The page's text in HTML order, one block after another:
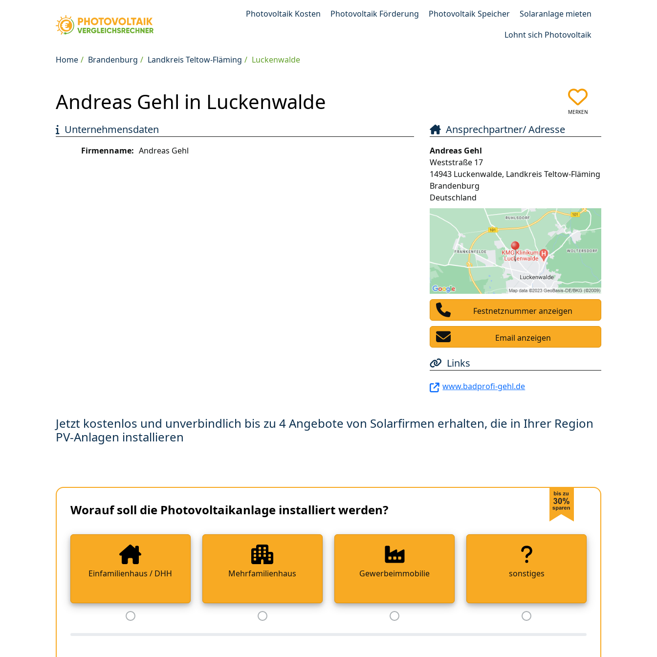
Photovoltaik Kosten Photovoltaik Förderung Photovoltaik Speicher
Solaranlage mieten
Lohnt sich Photovoltaik
Home Brandenburg Landkreis Teltow-Fläming Luckenwalde
Andreas Gehl in Luckenwalde MERKEN
Unternehmensdaten
Firmenname: Andreas Gehl
Ansprechpartner/ Adresse
Andreas Gehl
Weststraße 17
14943 Luckenwalde, Landkreis Teltow-Fläming
Brandenburg
Deutschland
Festnetznummer anzeigen
Email anzeigen
Links
www.badprofi-gehl.de
Jetzt kostenlos und unverbindlich bis zu 4 Angebote von Solarfirmen erhalten, die in Ihrer Region
PV-Anlagen installieren
Worauf soll die Photovoltaikanlage installiert werden?
Einfamilienhaus / DHH Mehrfamilienhaus Gewerbeimmobilie sonstiges